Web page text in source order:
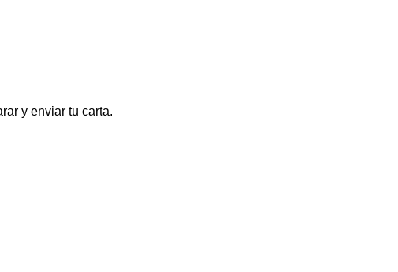
y enviar tu carta.